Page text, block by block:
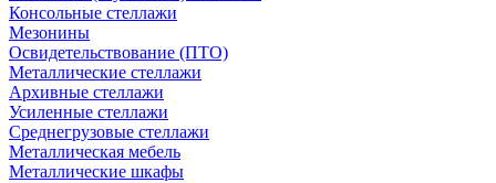
Консольные стеллажи
Мезонины
Освидетельствование (ПТО)
Металлические стеллажи
Архивные стеллажи
Усиленные стеллажи
Среднегрузовые стеллажи
Металлическая мебель
Металлические шкафы